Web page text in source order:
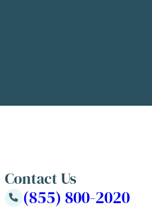
Contact Us
(855) 800-2020